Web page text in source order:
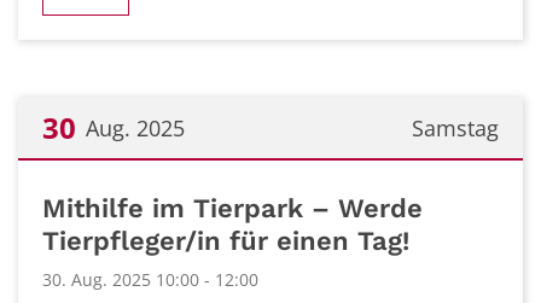
Samstag
30 Aug. 2025
Mithilfe im Tierpark – Werde
Tierpfleger/in für einen Tag!
30. Aug. 2025 10:00 - 12:00